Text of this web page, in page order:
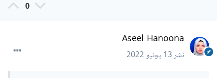
0
Aseel Hanoona
نشر13 يونيو 2022